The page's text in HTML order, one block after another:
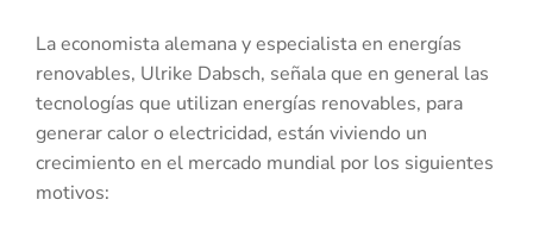
La economista alemana y especialista en energías
renovables, Ulrike Dabsch, señala que en general las
tecnologías que utilizan energías renovables, para
generar calor o electricidad, están viviendo un
crecimiento en el mercado mundial por los siguientes
motivos: